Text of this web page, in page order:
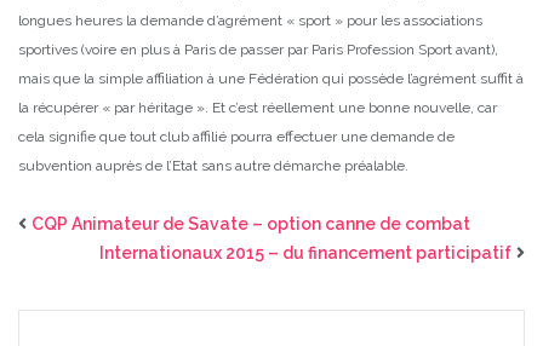
longues heures la demande d’agrément « sport » pour les associations
sportives (voire en plus à Paris de passer par Paris Profession Sport avant),
mais que la simple affiliation à une Fédération qui possède l’agrément suffit à
la récupérer « par héritage ». Et c’est réellement une bonne nouvelle, car
cela signifie que tout club affilié pourra effectuer une demande de
subvention auprès de l’Etat sans autre démarche préalable.
CQP Animateur de Savate – option canne de combat
Internationaux 2015 – du financement participatif